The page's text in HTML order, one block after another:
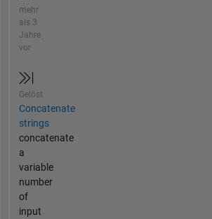
mehr
als 3
Jahre
vor
Gelöst
Concatenate
strings
concatenate
a
variable
number
of
input